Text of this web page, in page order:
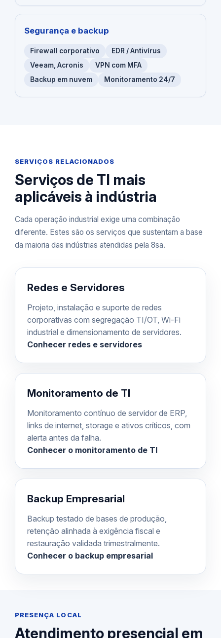
Segurança e backup
Firewall corporativo
EDR / Antivírus
Veeam, Acronis
VPN com MFA
Backup em nuvem
Monitoramento 24/7
SERVIÇOS RELACIONADOS
Serviços de TI mais
aplicáveis à indústria
Cada operação industrial exige uma combinação
diferente. Estes são os serviços que sustentam a base
da maioria das indústrias atendidas pela 8sa.
Redes e Servidores
Projeto, instalação e suporte de redes
corporativas com segregação TI/OT, Wi-Fi
industrial e dimensionamento de servidores.
Conhecer redes e servidores
Monitoramento de TI
Monitoramento contínuo de servidor de ERP,
links de internet, storage e ativos críticos, com
alerta antes da falha.
Conhecer o monitoramento de TI
Backup Empresarial
Backup testado de bases de produção,
retenção alinhada à exigência fiscal e
restauração validada trimestralmente.
Conhecer o backup empresarial
PRESENÇA LOCAL
Atendimento presencial em